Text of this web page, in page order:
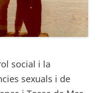
social i la
sexuals i de